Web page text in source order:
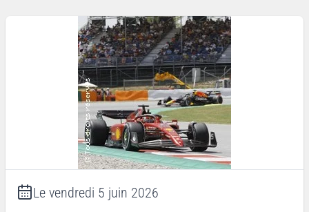
Le vendredi 5 juin 2026